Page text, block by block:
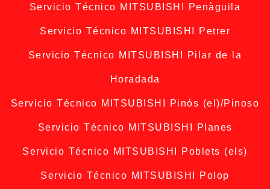
Servicio Técnico MITSUBISHI Penàguila
Servicio Técnico MITSUBISHI Petrer
Servicio Técnico MITSUBISHI Pilar de la
Horadada
Servicio Técnico MITSUBISHI Pinós (el)/Pinoso
Servicio Técnico MITSUBISHI Planes
Servicio Técnico MITSUBISHI Poblets (els)
Servicio Técnico MITSUBISHI Polop